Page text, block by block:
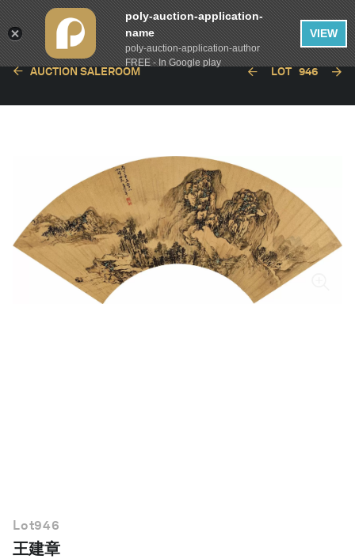
AUCTION SALEROOM LOT 946
Lot946
王建章
poly-auction-application-
name
poly-auction-application-author
FREE - In Google play
VIEW